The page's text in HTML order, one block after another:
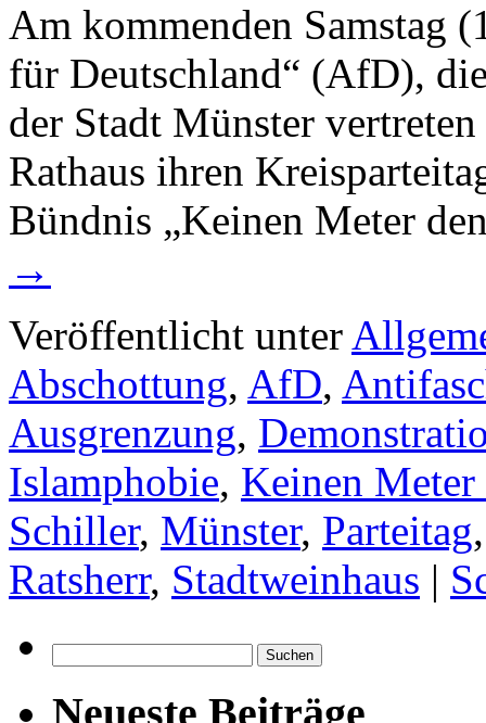
Am kommenden Samstag
für Deutschland“ (AfD),
der Stadt Münster
Rathaus ihren
Bündnis „Keinen Meter
→
Veröffentlicht unter
Abschottung, AfD,
Ausgrenzung,
Islamphobie, Keinen Meter
Schiller, Münster, Parteitag
Ratsherr, Stadtweinhaus |
nach:
Neueste Beiträge